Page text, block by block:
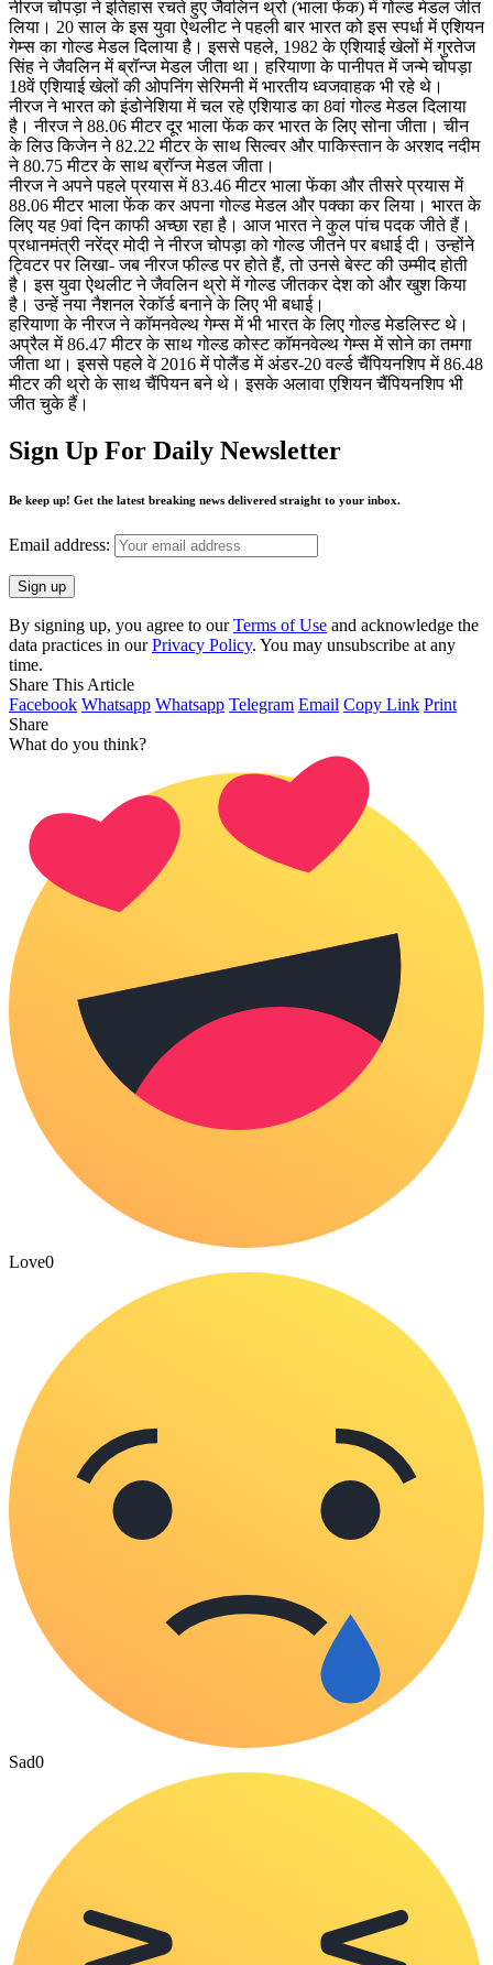
नीरज चोपड़ा ने इतिहास रचते हुए जैवलिन थ्रो (भाला फेंक) में गोल्ड मेडल जीत
लिया। 20 साल के इस युवा ऐथलीट ने पहली बार भारत को इस स्पर्धा में एशियन
गेम्स का गोल्ड मेडल दिलाया है। इससे पहले, 1982 के एशियाई खेलों में गुरतेज
सिंह ने जैवलिन में ब्रॉन्ज मेडल जीता था। हरियाणा के पानीपत में जन्मे चोपड़ा
18वें एशियाई खेलों की ओपनिंग सेरिमनी में भारतीय ध्वजवाहक भी रहे थे।
नीरज ने भारत को इंडोनेशिया में चल रहे एशियाड का 8वां गोल्ड मेडल दिलाया
है। नीरज ने 88.06 मीटर दूर भाला फेंक कर भारत के लिए सोना जीता। चीन
के लिउ किजेन ने 82.22 मीटर के साथ सिल्वर और पाकिस्तान के अरशद नदीम
ने 80.75 मीटर के साथ ब्रॉन्ज मेडल जीता।
नीरज ने अपने पहले प्रयास में 83.46 मीटर भाला फेंका और तीसरे प्रयास में
88.06 मीटर भाला फेंक कर अपना गोल्ड मेडल और पक्का कर लिया। भारत के
लिए यह 9वां दिन काफी अच्छा रहा है। आज भारत ने कुल पांच पदक जीते हैं।
प्रधानमंत्री नरेंद्र मोदी ने नीरज चोपड़ा को गोल्ड जीतने पर बधाई दी। उन्होंने
ट्विटर पर लिखा- जब नीरज फील्ड पर होते हैं, तो उनसे बेस्ट की उम्मीद होती
है। इस युवा ऐथलीट ने जैवलिन थ्रो में गोल्ड जीतकर देश को और खुश किया
है। उन्हें नया नैशनल रेकॉर्ड बनाने के लिए भी बधाई।
हरियाणा के नीरज ने कॉमनवेल्थ गेम्स में भी भारत के लिए गोल्ड मेडलिस्ट थे।
अप्रैल में 86.47 मीटर के साथ गोल्ड कोस्ट कॉमनवेल्थ गेम्स में सोने का तमगा
जीता था। इससे पहले वे 2016 में पोलैंड में अंडर-20 वर्ल्ड चैंपियनशिप में 86.48
मीटर की थ्रो के साथ चैंपियन बने थे। इसके अलावा एशियन चैंपियनशिप भी
जीत चुके हैं।
Sign Up For Daily Newsletter
Be keep up! Get the latest breaking news delivered straight to your inbox.
Email address:
By signing up, you agree to ourTerms of Use and acknowledge the
data practices in ourPrivacy Policy. You may unsubscribe at any
time.
Share This Article
Facebook Whatsapp Whatsapp Telegram Email Copy Link Print
Share
What do you think?
Love0
Sad0